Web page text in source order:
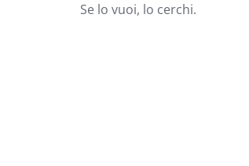
Se lo vuoi, lo cerchi.